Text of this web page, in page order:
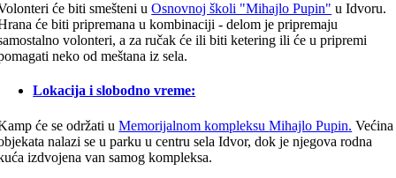
će biti smešteni uOsnovnoj školi "Mihajlo Pupin" u Idvoru.
će biti pripremana u kombinaciji - delom je pripremaju
volonteri, a za ručak će ili biti ketering ili će u pripremi
neko od meštana iz sela.
Lokacija i slobodno vreme:
će se održati uMemorijalnom kompleksuMihajlo Pupin. Većina
nalazi se u parku u centru sela Idvor, dok je njegova rodna
izdvojena van samog kompleksa.